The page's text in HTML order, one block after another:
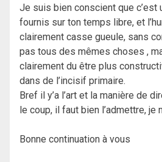
Je suis bien conscient que c’est
fournis sur ton temps libre, et
clairement casse gueule, sans
pas tous des mêmes choses ,
clairement du être plus
dans de l’incisif primaire.
Bref il y’a l’art et la manière de
le coup, il faut bien l’admettre, je
Bonne continuation à vous